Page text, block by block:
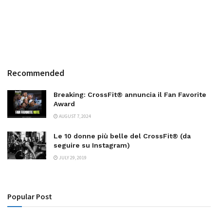
Recommended
Breaking: CrossFit® annuncia il Fan Favorite
Award
AUGUST 7, 2024
Le 10 donne più belle del CrossFit® (da
seguire su Instagram)
JULY 29, 2019
Popular Post